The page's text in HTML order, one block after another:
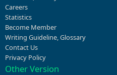
Careers
Statistics
Become Member
Writing Guideline,Glossary
Contact Us
Privacy Policy
Other Version